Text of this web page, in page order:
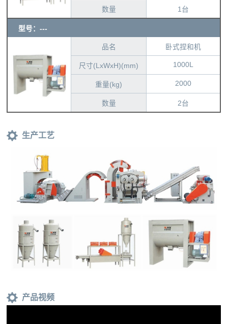
数量 1台
型号：---
品名 卧式捏和机
尺寸(LxWxH)(mm) 1000L
重量(kg) 2000
数量 2台
生产工艺
产品视频